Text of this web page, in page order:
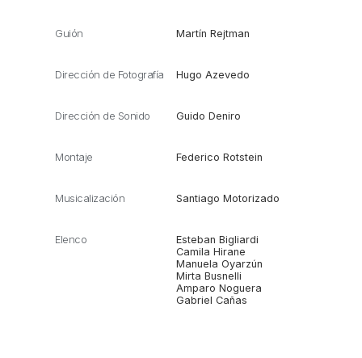
Guión Martín Rejtman
Dirección de Fotografía Hugo Azevedo
Dirección de Sonido Guido Deniro
Montaje Federico Rotstein
Musicalización Santiago Motorizado
Elenco
Esteban Bigliardi
Camila Hirane
Manuela Oyarzún
Mirta Busnelli
Amparo Noguera
Gabriel Cañas